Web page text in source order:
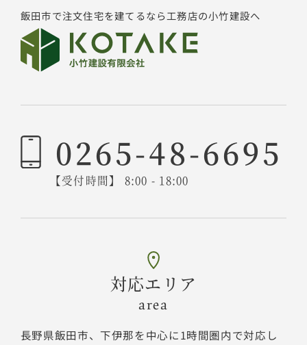
飯田市で注文住宅を建てるなら工務店の小竹建設へ
0265-48-6695
【受付時間】 8:00 - 18:00
対応エリア
area
長野県飯田市、下伊那を中心に1時間圏内で対応し